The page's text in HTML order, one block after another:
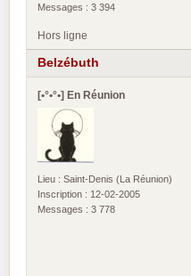
Messages : 3 394
Hors ligne
Belzébuth
[•°•°•] En Réunion
Lieu : Saint-Denis (La Réunion)
Inscription : 12-02-2005
Messages : 3 778